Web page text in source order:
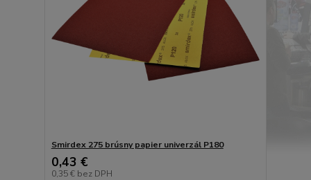
Smirdex 275 brúsny papier univerzál P180
0,43 €
0,35 € bez DPH